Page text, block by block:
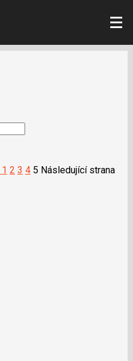
1 2 3 4 5 Následující strana